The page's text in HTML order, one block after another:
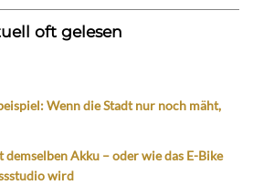
oft gelesen
Wenn die Stadt nur noch mäht,
Akku – oder wie das E-Bike
wird